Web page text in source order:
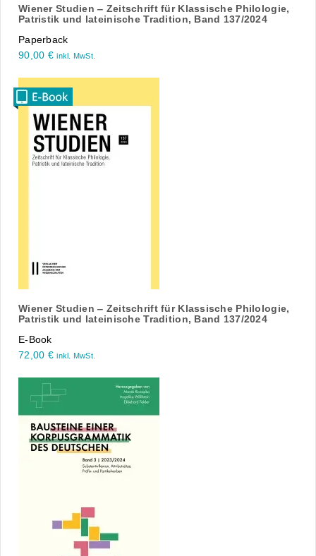
Wiener Studien ‒ Zeitschrift für Klassische Philologie,
Patristik und lateinische Tradition, Band 137/2024
Paperback
90,00 € inkl. MwSt.
Wiener Studien ‒ Zeitschrift für Klassische Philologie,
Patristik und lateinische Tradition, Band 137/2024
E-Book
72,00 € inkl. MwSt.